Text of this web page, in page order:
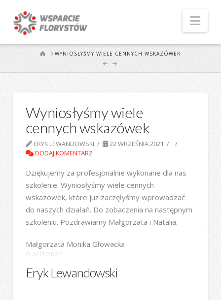
STARTWYNIOSŁYŚMY WIELE CENNYCH WSKAZÓWEK
Wyniosłyśmy wiele
cennych wskazówek
ERYK LEWANDOWSKI
22 WRZEŚNIA 2021
DODAJ KOMENTARZ
Dziękujemy za profesjonalnie wykonane dla nas
szkolenie. Wyniosłyśmy wiele cennych
wskazówek, które już zaczęłyśmy wprowadzać
do naszych działań. Do zobaczenia na następnym
szkoleniu. Pozdrawiamy Małgorzata i Natalia.
Małgorzata Monika Głowacka
O AUTORZE
Eryk Lewandowski